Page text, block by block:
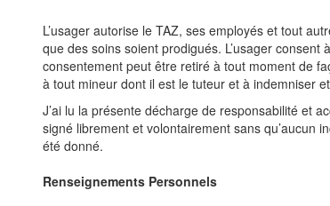
L’usager autorise le TAZ, ses employés et tout
que des soins soient prodigués. L’usager
consentement peut être retiré à tout moment de
à tout mineur dont il est le tuteur et à indemniser
J’ai lu la présente décharge de responsabilité et
signé librement et volontairement sans qu’aucun
été donné.
Renseignements Personnels